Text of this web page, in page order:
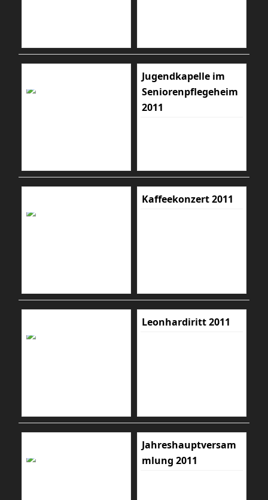
Jugendkapelle im
Seniorenpflegeheim
2011
Kaffeekonzert 2011
Leonhardiritt 2011
Jahreshauptversam
mlung 2011